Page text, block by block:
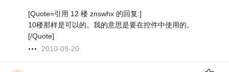
[Quote=引用 12 楼 znswhx 的回复:]
10楼那样是可以的。我的意思是要在控件中使用的。
[/Quote]
2010-09-20